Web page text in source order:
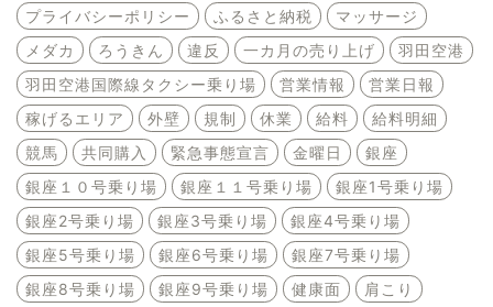
プライバシーポリシー
ふるさと納税
マッサージ
メダカ
ろうきん 違反 一カ月の売り上げ
羽田空港
羽田空港国際線タクシー乗り場
営業情報
営業日報
稼げるエリア
外壁 規制 休業 給料
給料明細
競馬
共同購入 緊急事態宣言 金曜日
銀座
銀座１０号乗り場
銀座１１号乗り場
銀座1号乗り場
銀座2号乗り場
銀座3号乗り場
銀座4号乗り場
銀座5号乗り場
銀座6号乗り場
銀座7号乗り場
銀座8号乗り場
銀座9号乗り場 健康面
肩こり